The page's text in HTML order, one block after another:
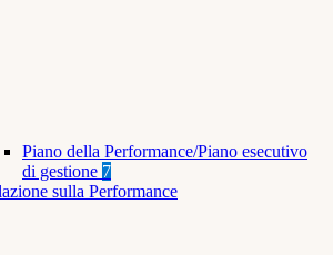
Piano della Performance/Piano esecutivo
di gestione 7
sulla Performance